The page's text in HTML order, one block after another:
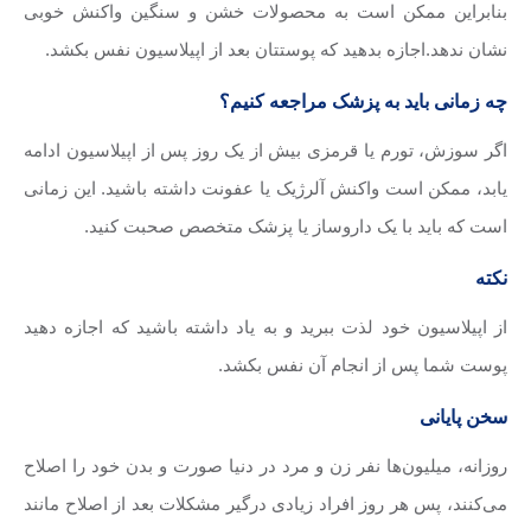
بنابراین ممکن است به محصولات خشن و سنگین واکنش خوبی
نشان ندهد.اجازه بدهید که پوستتان بعد از اپیلاسیون نفس بکشد.
چه زمانی باید به پزشک مراجعه کنیم؟
اگر سوزش، تورم یا قرمزی بیش از یک روز پس از اپیلاسیون ادامه
یابد، ممکن است واکنش آلرژیک یا عفونت داشته باشید. این زمانی
است که باید با یک داروساز یا پزشک متخصص صحبت کنید.
نکته
از اپیلاسیون خود لذت ببرید و به یاد داشته باشید که اجازه دهید
پوست شما پس از انجام آن نفس بکشد.
سخن پایانی
روزانه، میلیون‌ها نفر زن و مرد در دنیا صورت و بدن خود را اصلاح
می‌کنند، پس هر روز افراد زیادی درگیر مشکلات بعد از اصلاح مانند